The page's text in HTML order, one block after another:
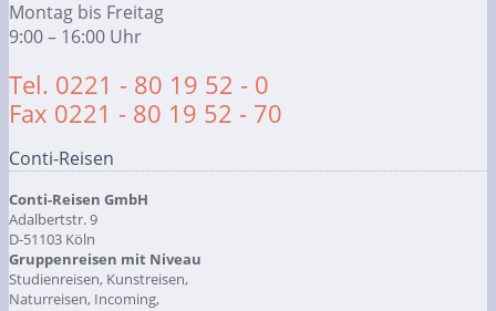
Montag bis Freitag
9:00 – 16:00 Uhr
Tel. 0221 - 80 19 52 - 0
Fax 0221 - 80 19 52 - 70
Conti-Reisen
Conti-Reisen GmbH
Adalbertstr. 9
D-51103 Köln
Gruppenreisen mit Niveau
Studienreisen, Kunstreisen,
Naturreisen, Incoming,